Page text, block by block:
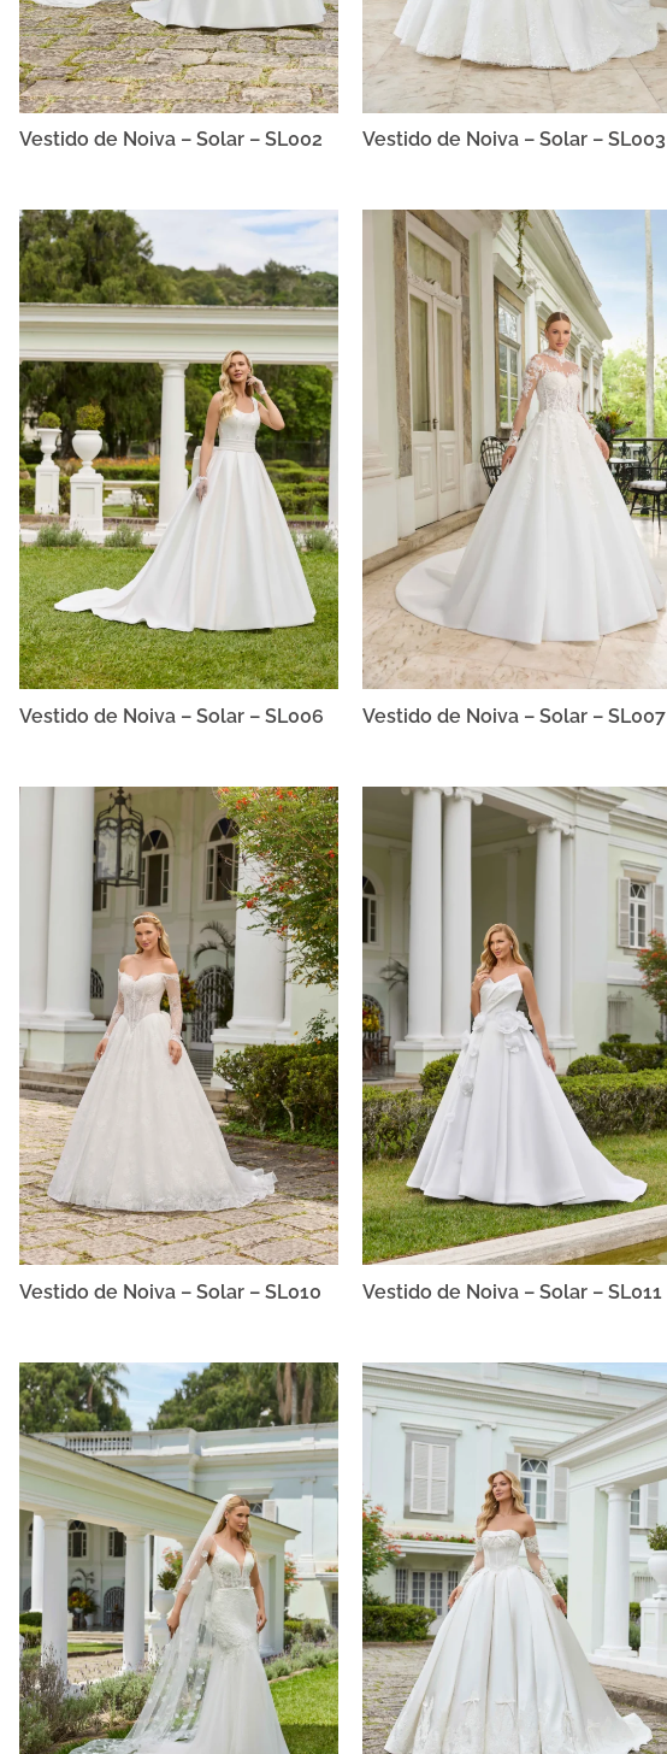
Vestido de Noiva – Solar – SL002 Vestido de Noiva – Solar – SL003
Vestido de Noiva – Solar – SL006 Vestido de Noiva – Solar – SL007
Vestido de Noiva – Solar – SL010 Vestido de Noiva – Solar – SL011